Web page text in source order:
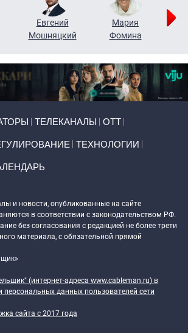
Евгений
Мошняцкий
Мария
Фомина
ТЕЛЕКАНАЛЫ ОТТ
ТЕХНОЛОГИИ
и новости, опубликованные на сайте
в соответствии с законодательством РФ.
без согласования с редакцией не более трети
материала, с обязательной прямой
(интернет-адреса www.cableman.ru) в
персональных данных пользователей сети
сайта c 2017 года